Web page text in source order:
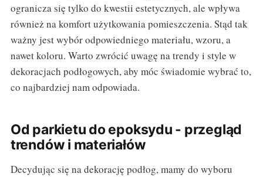
ogranicza się tylko do kwestii estetycznych, ale wpływa
również na komfort użytkowania pomieszczenia. Stąd tak
ważny jest wybór odpowiedniego materiału, wzoru, a
nawet koloru. Warto zwrócić uwagę na trendy i style w
dekoracjach podłogowych, aby móc świadomie wybrać to,
co najbardziej nam odpowiada.
Od parkietu do epoksydu - przegląd
trendów i materiałów
Decydując się na dekorację podłog, mamy do wyboru